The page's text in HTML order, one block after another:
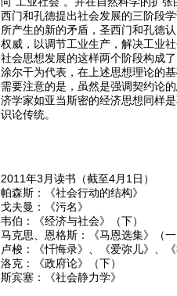
西门和孔德提出社会发展的三阶段
所产生的新的矛盾，圣西门和孔德
权威，以调节工业生产，解决工业
社会思想发展的这样两个阶段构成
涂尔干为代表，在上述思想理论的
需要注意的是，虽然是强调契约论
济学家如亚当斯密的经济思想同样
识论传统。
2011年3月读书（截至4月1日）
帕森斯：《社会行动的结构》
戈夫曼：《污名》
韦伯：《经济与社会》（下）
马克思、恩格斯：《马恩选集》（
卢梭：《忏悔录》、《爱弥儿》、
洛克：《政府论》（下）
斯宾塞：《社会静力学》